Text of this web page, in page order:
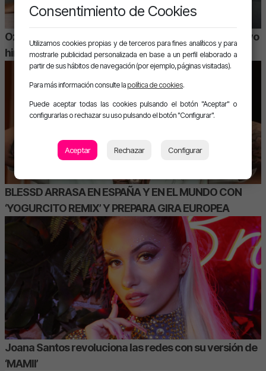
Ozuna y Omar Courtz unen fuerzas en «ZIZI», el nuevo
himno urbano del verano
BLESSD ARRASA EN ESPAÑA Y EN EL MUNDO CON
‘YOGURCITO REMIX’ Y PREPARA GIRA EUROPEA
Joana Santos revoluciona las redes con su versión de
‘MAMII’
Consentimiento de Cookies
Utilizamos cookies propias y de terceros para fines analíticos y para
mostrarle publicidad personalizada en base a un perfil elaborado a
partir de sus hábitos de navegación (por ejemplo, páginas visitadas).
Para más información consulte la política de cookies.
Puede aceptar todas las cookies pulsando el botón "Aceptar" o
configurarlas o rechazar su uso pulsando el botón "Configurar".
Aceptar Rechazar Configurar